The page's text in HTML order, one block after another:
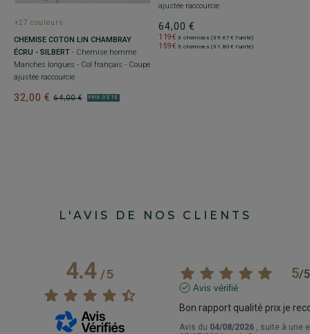
+27 couleurs
CHEMISE COTON LIN CHAMBRAY
ÉCRU - SILBERT - Chemise homme
Manches longues - Col français - Coupe
ajustée raccourcie
64,00 €
32,00 € PRIX D'ÉTÉ
ajustée raccourcie
64,00 €
119€ 3 chemises (39.67€ l'unité)
159€ 5 chemises (31.80€ l'unité)
L'AVIS DE NOS CLIENTS
4.4/5 5/5
Avis vérifié
Bon rapport qualité prix je
Avis du 04/08/2026
, suite à une